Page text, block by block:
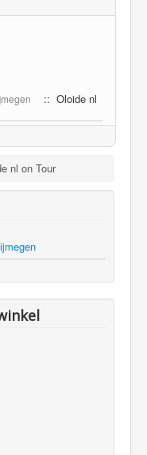
:: Oloide nl
nl on Tour